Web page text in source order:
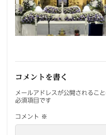
コメントを書く
メールアドレスが公開されること
必須項目です
コメント ※